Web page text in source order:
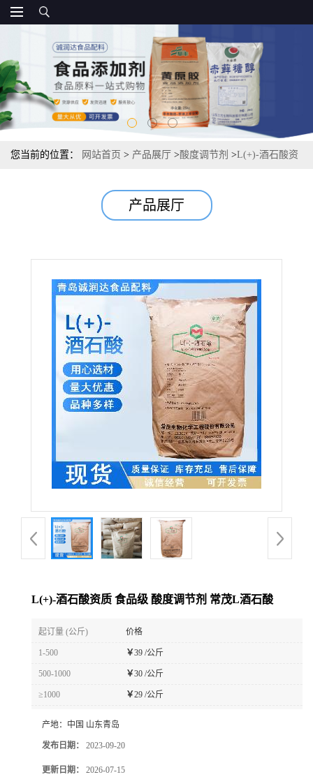
您当前的位置： 网站首页 > 产品展厅 >酸度调节剂 >L(+)-酒石酸资
产品展厅
L(+)-酒石酸资质 食品级 酸度调节剂 常茂L酒石酸
起订量 (公斤) 价格
1-500 ￥39 /公斤
500-1000 ￥30 /公斤
≥1000 ￥29 /公斤
产地： 中国 山东青岛
发布日期： 2023-09-20
更新日期： 2026-07-15